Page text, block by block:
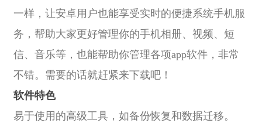
一样，让安卓用户也能享受实时的便捷系统手机服
务，帮助大家更好管理你的手机相册、视频、短
信、音乐等，也能帮助你管理各项app软件，非常
不错。需要的话就赶紧来下载吧！
软件特色
易于使用的高级工具，如备份恢复和数据迁移。